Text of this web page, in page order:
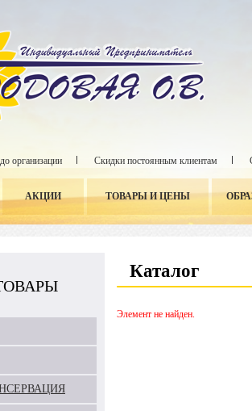
организации Скидки постоянным клиентам
АКЦИИ ТОВАРЫ И ЦЕНЫ
Каталог
Элемент не найден.